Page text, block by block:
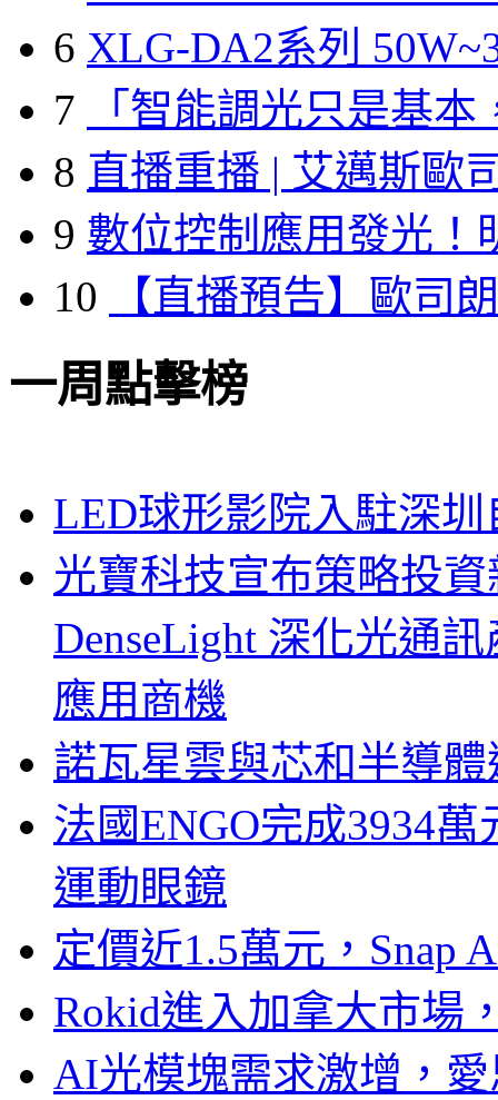
6 XLG-DA2系列
7
「智能調光只是基本
8 直播重播 | 艾邁斯歐
9 數位控制應用發光！
10
【直播預告】歐司
一周點擊榜
LED球形影院入駐深
光寶科技宣布策略投
DenseLight 深化光通
應用商機
諾瓦星雲與芯和半導
法國ENGO完成3934
運動眼鏡
定價近1.5萬元，Snap
Rokid進入加拿大市場
AI光模塊需求激增，